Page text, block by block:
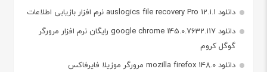
دانلود auslogics file recovery Pro 12.1.1 نرم افزار بازیابی اطلاعات
دانلود google chrome 145.0.7632.117 رایگان نرم افزار مرورگر
گوگل کروم
دانلود mozilla firefox 148.0 مرورگر موزیلا فایرفاکس